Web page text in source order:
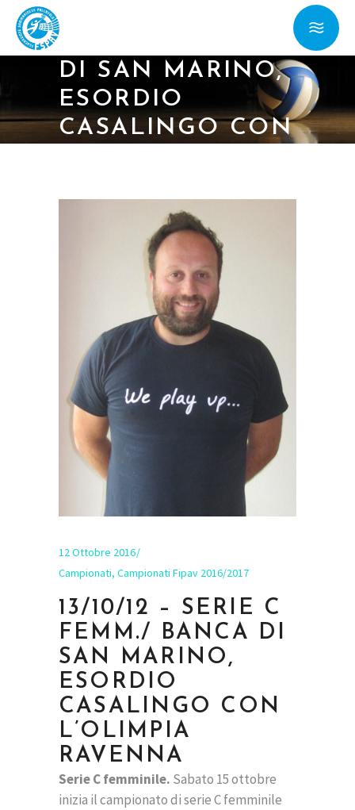
13/10/12 – SERIE C
DI SAN MARINO,
ESORDIO
CASALINGO CON
12 Ottobre 2016
Campionati, Campionati Fipav 2016/2017
13/10/12 – SERIE C
FEMM./ BANCA DI
SAN MARINO,
ESORDIO
CASALINGO CON
L’OLIMPIA
RAVENNA
Serie C femminile. Sabato 15 ottobre
inizia il campionato di serie C femminile